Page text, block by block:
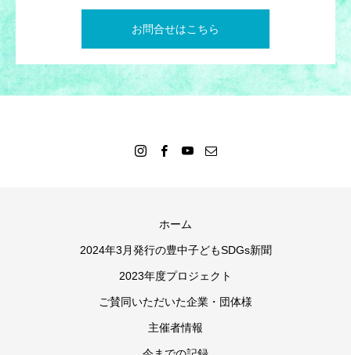
お問合せはこちら
ホーム
2024年3月発行の豊中子どもSDGs新聞
2023年度プロジェクト
ご賛同いただいた企業・団体様
主催者情報